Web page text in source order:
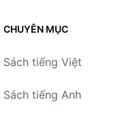
CHUYÊN MỤC
Sách tiếng Việt
Sách tiếng Anh